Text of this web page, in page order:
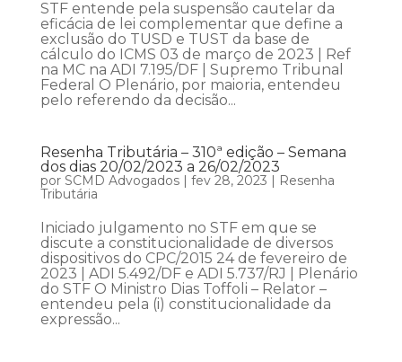
STF entende pela suspensão cautelar da
eficácia de lei complementar que define a
exclusão do TUSD e TUST da base de
cálculo do ICMS 03 de março de 2023 | Ref
na MC na ADI 7.195/DF | Supremo Tribunal
Federal O Plenário, por maioria, entendeu
pelo referendo da decisão...
Resenha Tributária – 310ª edição – Semana
dos dias 20/02/2023 a 26/02/2023
por SCMD Advogados| fev 28, 2023 | Resenha
Tributária
Iniciado julgamento no STF em que se
discute a constitucionalidade de diversos
dispositivos do CPC/2015 24 de fevereiro de
2023 | ADI 5.492/DF e ADI 5.737/RJ | Plenário
do STF O Ministro Dias Toffoli – Relator –
entendeu pela (i) constitucionalidade da
expressão...